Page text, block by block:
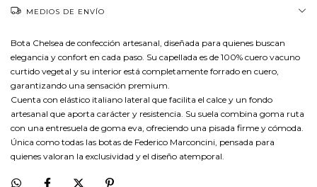
MEDIOS DE ENVÍO
Bota Chelsea de confección artesanal, diseñada para quienes buscan
elegancia y confort en cada paso. Su capellada es de 100% cuero vacuno
curtido vegetal y su interior está completamente forrado en cuero,
garantizando una sensación premium.
Cuenta con elástico italiano lateral que facilita el calce y un fondo
artesanal que aporta carácter y resistencia. Su suela combina goma ruta
con una entresuela de goma eva, ofreciendo una pisada firme y cómoda.
Única como todas las botas de Federico Marconcini, pensada para
quienes valoran la exclusividad y el diseño atemporal.